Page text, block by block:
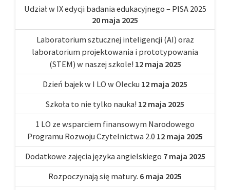
Udział w IX edycji badania edukacyjnego – PISA 2025
20 maja 2025
Laboratorium sztucznej inteligencji (AI) oraz
laboratorium projektowania i prototypowania
(STEM) w naszej szkole! 12 maja 2025
Dzień bajek w I LO w Olecku 12 maja 2025
Szkoła to nie tylko nauka! 12 maja 2025
1 LO ze wsparciem finansowym Narodowego
Programu Rozwoju Czytelnictwa 2.0 12 maja 2025
Dodatkowe zajęcia języka angielskiego 7 maja 2025
Rozpoczynają się matury. 6 maja 2025